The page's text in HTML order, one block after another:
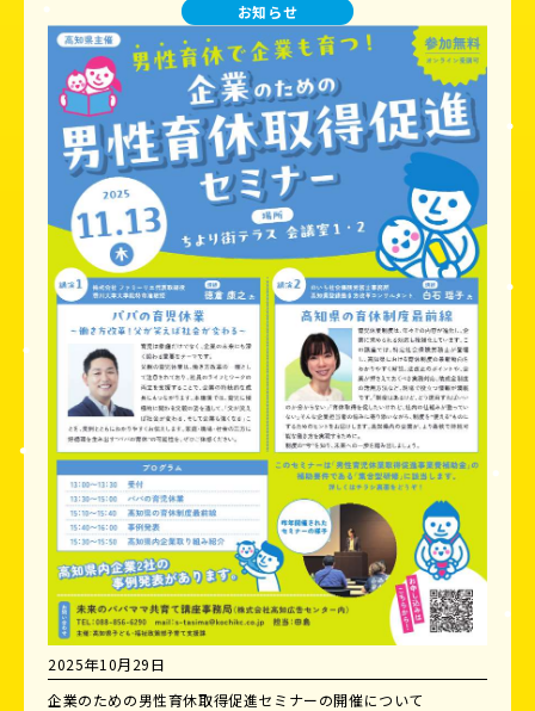
お知らせ
2025年10月29日
企業のための男性育休取得促進セミナーの開催について